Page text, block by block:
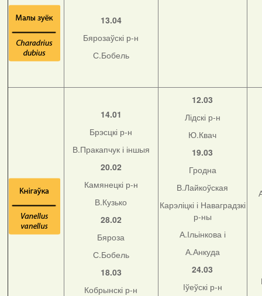
13.04
Бярозаўскі р-н
С.Бобель
14.01
Брэсцкі р-н
В.Пракапчук і іншыя
20.02
Камянецкі р-н
В.Кузько
28.02
Бяроза
С.Бобель
18.03
Кобрынскі р-н
12.03
Лідскі р-н
Ю.Квач
19.03
Гродна
В.Лайкоўская
Карэліцкі і Наваградзкі
р-ны
А.Ільінкова і
А.Анкуда
24.03
Іўеўскі р-н